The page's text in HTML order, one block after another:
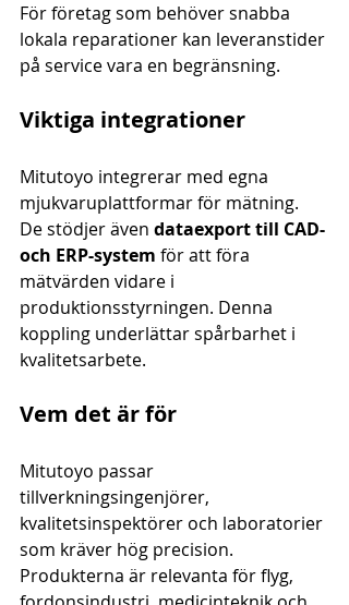
För företag som behöver snabba
lokala reparationer kan leveranstider
på service vara en begränsning.
Viktiga integrationer
Mitutoyo integrerar med egna
mjukvaruplattformar för mätning.
De stödjer även dataexport till CAD-
och ERP-system för att föra
mätvärden vidare i
produktionsstyrningen. Denna
koppling underlättar spårbarhet i
kvalitetsarbete.
Vem det är för
Mitutoyo passar
tillverkningsingenjörer,
kvalitetsinspektörer och laboratorier
som kräver hög precision.
Produkterna är relevanta för flyg,